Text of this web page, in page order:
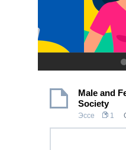
Male and
Society
Эссе 1